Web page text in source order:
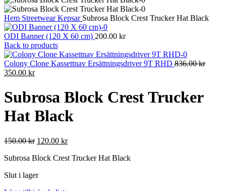
Hem StreetwearKepsar Subrosa Block Crest Trucker Hat Black
ODI Banner (120 X 60 cm) 200.00 kr
Back to products
Colony Clone Kassettnav Ersättningsdriver 9T RHD 836.00kr
Det
priset
var:
350.00 krDet
är:
350.00 kr.
Subrosa Block Crest Trucker
Hat Black
150.00kr Det
priset
150.00 kr.
120.00 krDet
priset
Subrosa Block Crest Trucker Hat Black
Slut i lager